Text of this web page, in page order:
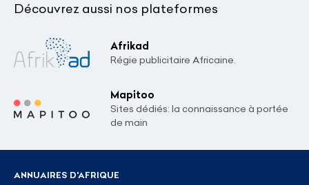
Découvrez aussi nos plateformes
Afrikad
Régie publicitaire Africaine.
Mapitoo
Sites dédiés: la connaissance à portée
de main
ANNUAIRES D'AFRIQUE